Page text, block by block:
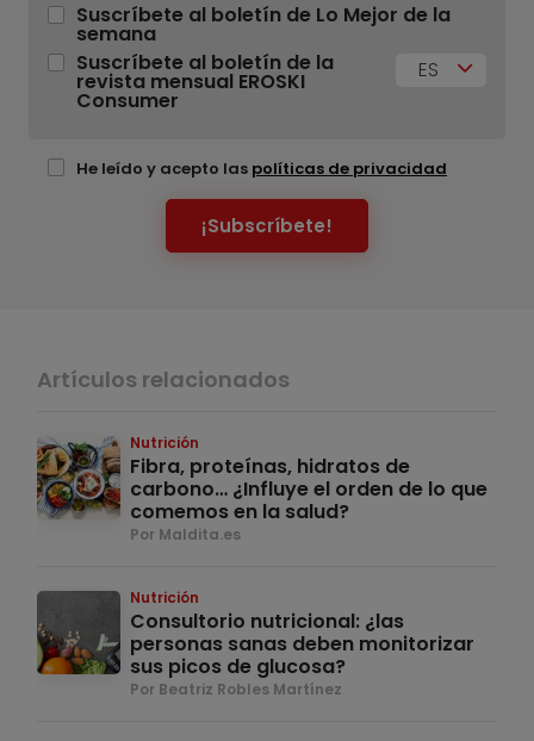
Suscríbete al boletín de Lo Mejor de la
semana
Suscríbete al boletín de la
revista mensual EROSKI
Consumer
ES
He leído y acepto las políticas de privacidad
¡Subscríbete!
Artículos relacionados
Nutrición
Fibra, proteínas, hidratos de
carbono… ¿Influye el orden de lo que
comemos en la salud?
Por Maldita.es
Nutrición
Consultorio nutricional: ¿las
personas sanas deben monitorizar
sus picos de glucosa?
Por Beatriz Robles Martínez